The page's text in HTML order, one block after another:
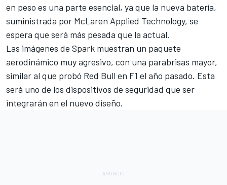
en peso es una parte esencial, ya que la nueva batería,
suministrada por McLaren Applied Technology, se
espera que será más pesada que la actual.
Las imágenes de Spark muestran un paquete
aerodinámico muy agresivo, con una parabrisas mayor,
similar al que probó Red Bull en F1 el año pasado. Esta
será uno de los dispositivos de seguridad que ser
integrarán en el nuevo diseño.